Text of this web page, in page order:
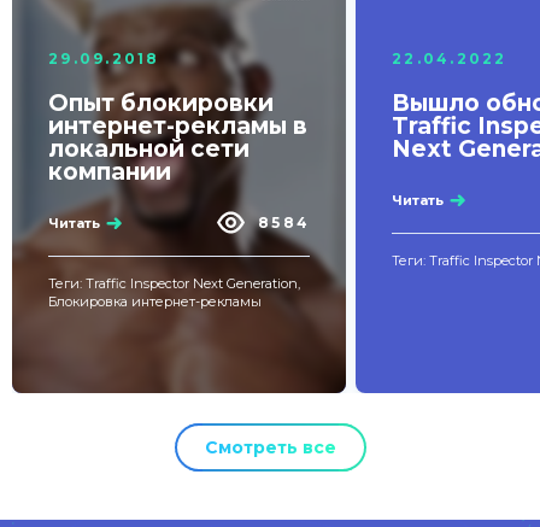
29.09.2018
Опыт блокировки
интернет-рекламы в
локальной сети
компании
Читать 8584
Теги: Traffic Inspector Next Generation,
Блокировка интернет-рекламы
22.04.2022
Вышло
Traffic
Next
Читать
Теги: Traffic Inspector
Смотреть все